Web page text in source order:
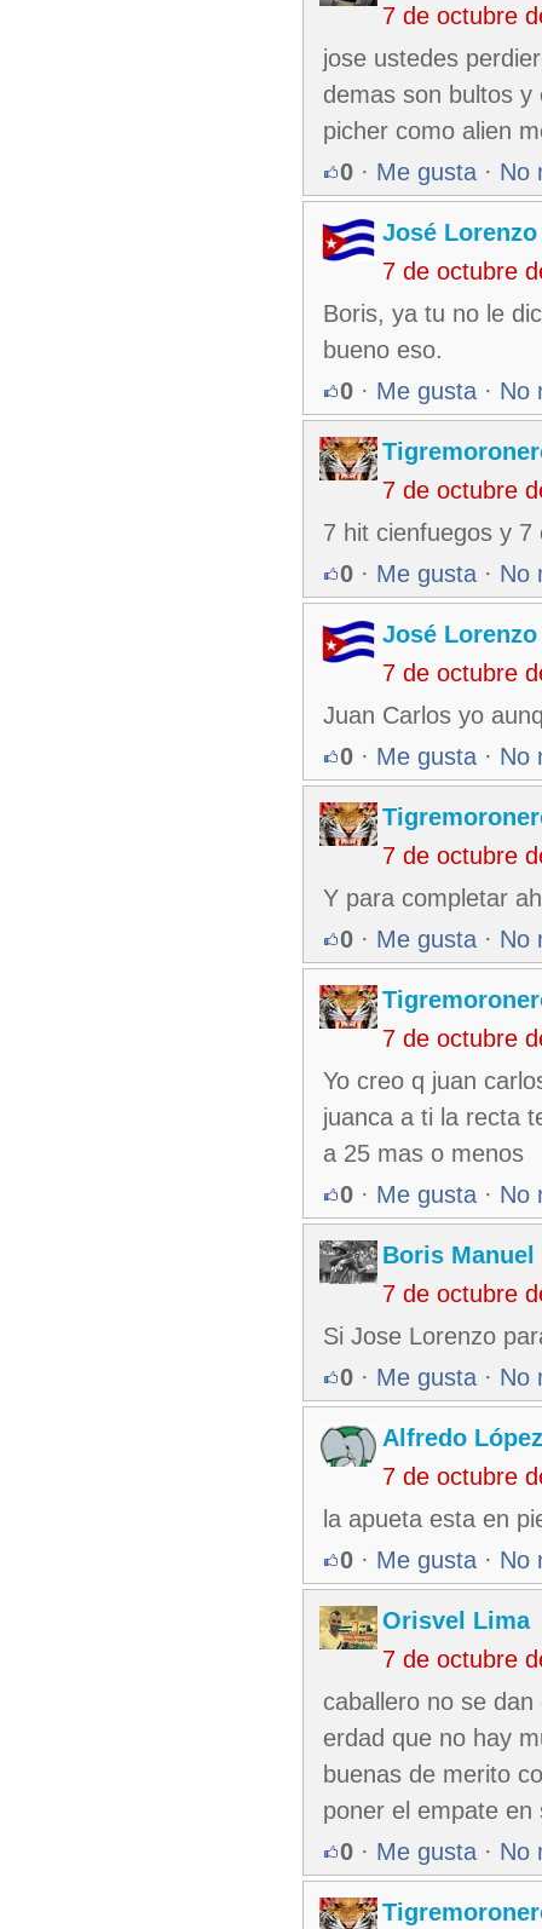
7 de octubre
jose ustedes
demas son bultos
picher como alien
0 · Me gusta · No
José
7 de octubre
Boris, ya tu no le
bueno eso.
0 · Me gusta · No
7 de octubre
7 hit cienfuegos y
0 · Me gusta · No
José
7 de octubre
Juan Carlos yo
0 · Me gusta · No
7 de octubre
Y para completar
0 · Me gusta · No
7 de octubre
Yo creo q juan
juanca a ti la recta
a 25 mas o menos
0 · Me gusta · No
Boris Manuel
7 de octubre
Si Jose Lorenzo
0 · Me gusta · No
Alfredo
7 de octubre
la apueta esta en
0 · Me gusta · No
Orisvel Lima
7 de octubre
caballero no se
erdad que no hay
buenas de merito
poner el empate en
0 · Me gusta · No